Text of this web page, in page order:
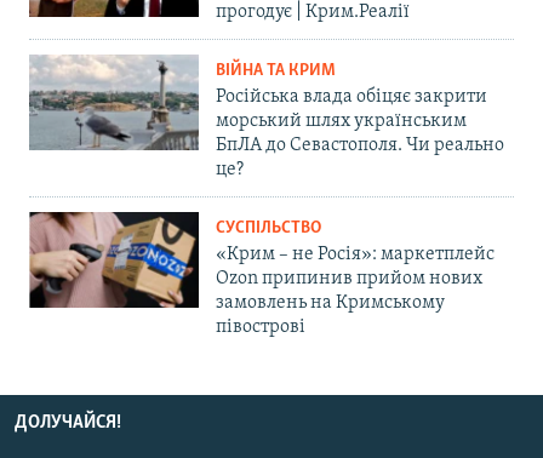
прогодує | Крим.Реалії
ВІЙНА ТА КРИМ
Російська влада обіцяє закрити
морський шлях українським
БпЛА до Севастополя. Чи реально
це?
СУСПІЛЬСТВО
«Крим – не Росія»: маркетплейс
Ozon припинив прийом нових
замовлень на Кримському
півострові
ДОЛУЧАЙСЯ!